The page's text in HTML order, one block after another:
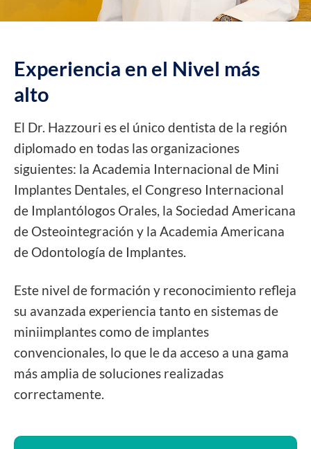
Experiencia en el Nivel más
alto
El Dr. Hazzouri es el único dentista de la región
diplomado en todas las organizaciones
siguientes: la Academia Internacional de Mini
Implantes Dentales, el Congreso Internacional
de Implantólogos Orales, la Sociedad Americana
de Osteointegración y la Academia Americana
de Odontología de Implantes.
Este nivel de formación y reconocimiento refleja
su avanzada experiencia tanto en sistemas de
miniimplantes como de implantes
convencionales, lo que le da acceso a una gama
más amplia de soluciones realizadas
correctamente.